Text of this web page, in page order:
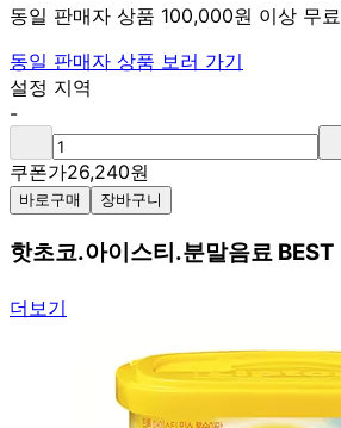
동일 판매자 상품 100,000원 이상 무료
동일 판매자 상품 보러 가기
설정 지역
-
쿠폰가26,240원
바로구매 장바구니
핫초코.아이스티.분말음료 BEST
더보기